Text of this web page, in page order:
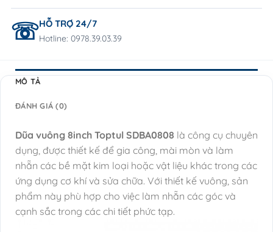
HỖ TRỢ 24/7
Hotline: 0978.39.03.39
MÔ TẢ
ĐÁNH GIÁ (0)
Dũa vuông 8inch Toptul SDBA0808 là công cụ chuyên
dụng, được thiết kế để gia công, mài mòn và làm
nhẵn các bề mặt kim loại hoặc vật liệu khác trong các
ứng dụng cơ khí và sửa chữa. Với thiết kế vuông, sản
phẩm này phù hợp cho việc làm nhẵn các góc và
cạnh sắc trong các chi tiết phức tạp.